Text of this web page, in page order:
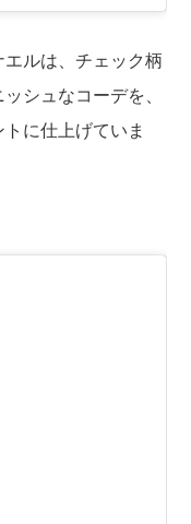
ルは、チェック柄
シュなコーデを、
に仕上げていま